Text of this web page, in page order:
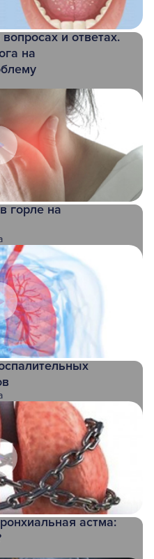
и ответах.
на
горле на
астма: